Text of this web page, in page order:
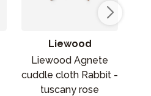
Liewood
Liewood Agnete
cuddle cloth Rabbit -
tuscany rose